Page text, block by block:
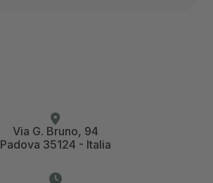
Via G. Bruno, 94
Padova 35124 - Italia